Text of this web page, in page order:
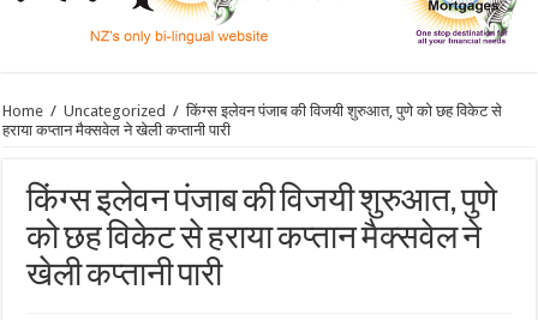
Home / Uncategorized / किंग्स इलेवन पंजाब की विजयी शुरुआत, पुणे को छह विकेट से
हराया कप्तान मैक्सवेल ने खेली कप्तानी पारी
किंग्स इलेवन पंजाब की विजयी शुरुआत, पुणे
को छह विकेट से हराया कप्तान मैक्सवेल ने
खेली कप्तानी पारी